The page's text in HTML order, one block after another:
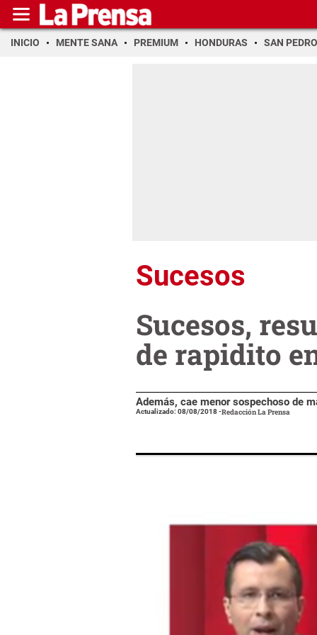
INICIO MENTE SANA PREMIUM HONDURAS SAN PEDRO
Sucesos
Sucesos,
de rapidito
Además, cae menor sospechoso de
Actualizado: 08/08/2018-Redacción La Prensa